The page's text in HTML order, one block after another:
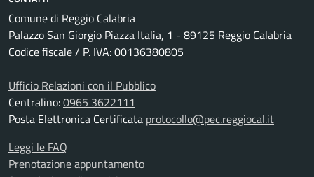
Comune di Reggio Calabria
Palazzo San Giorgio Piazza Italia, 1 - 89125 Reggio Calabria
Codice fiscale / P. IVA: 00136380805
Ufficio Relazioni con il Pubblico
Centralino:0965 3622111
Posta Elettronica Certificata protocollo@pec.reggiocal.it
Leggi le FAQ
Prenotazione appuntamento